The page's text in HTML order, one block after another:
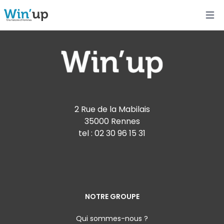
2 Rue de la Mabilais
35000 Rennes
tel : 02 30 96 15 31
NOTRE GROUPE
Qui sommes-nous ?